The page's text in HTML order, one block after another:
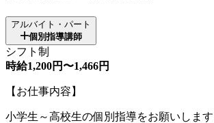
アルバイト・パート
個別指導講師
シフト制
時給1,200円〜1,466円
【お仕事内容】
小学生～高校生の個別指導をお願いします